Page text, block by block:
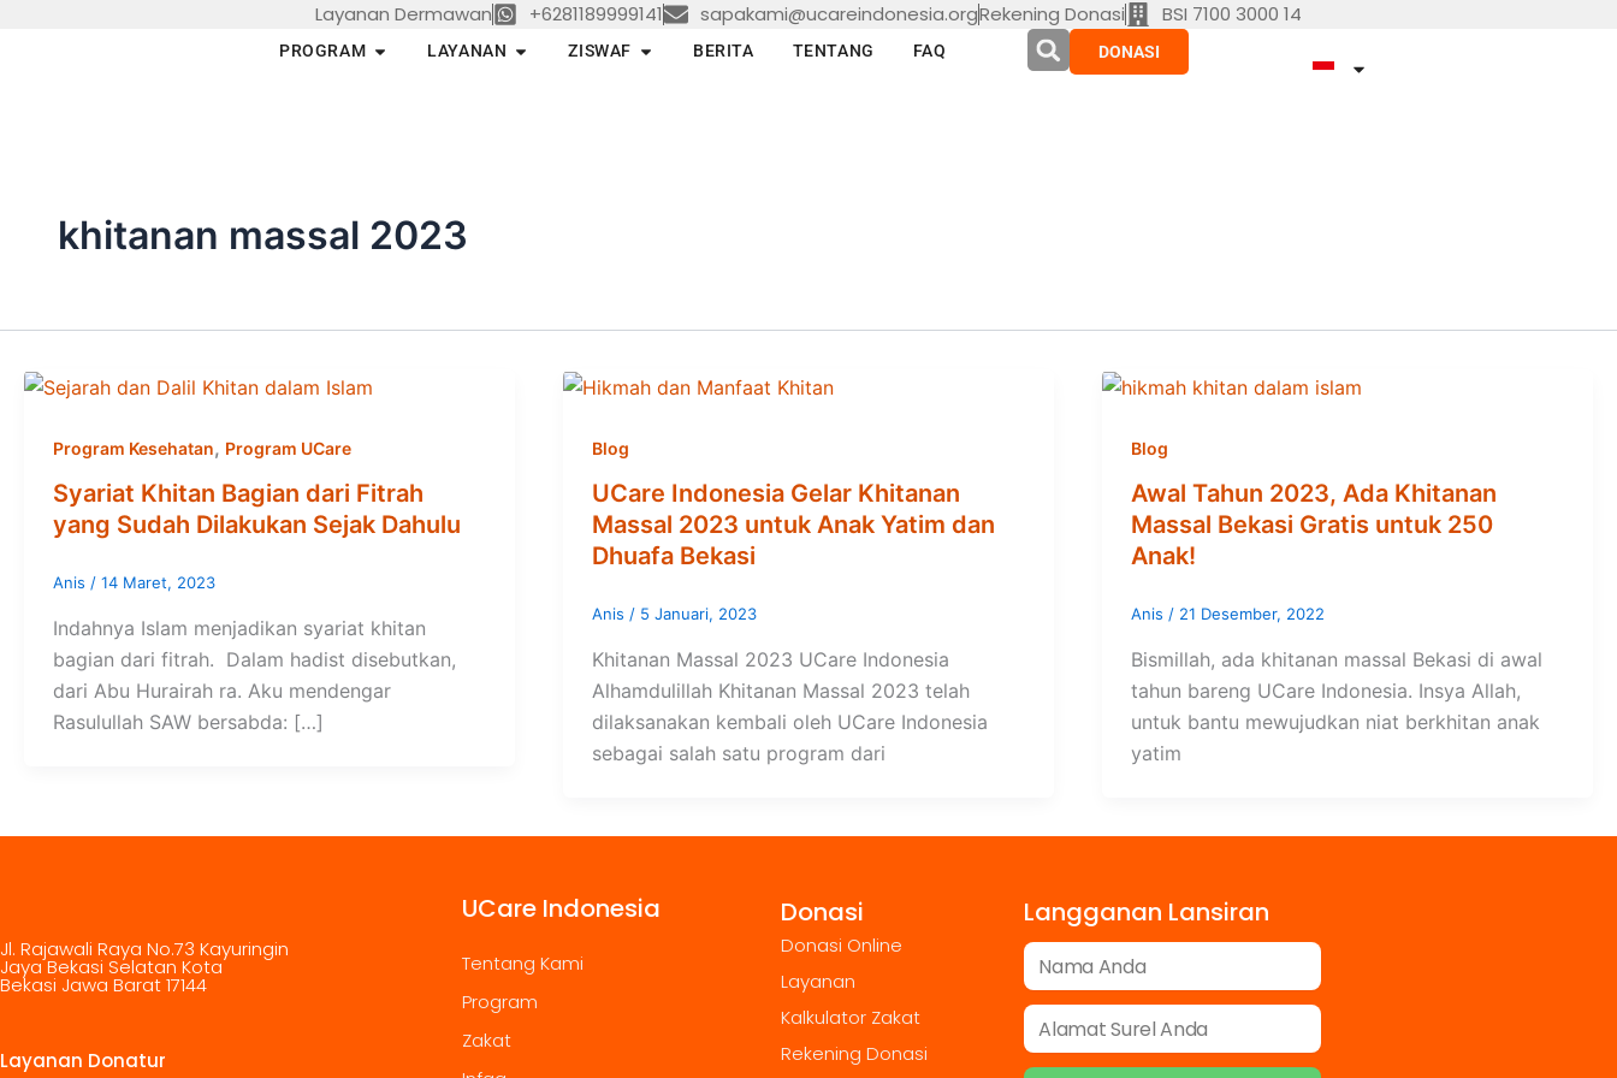
Layanan Dermawan +6281189999141 sapakami@ucareindonesia.orgRekening Donasi BSI 7100 3000 14
PROGRAM Open PROGRAM
LAYANAN Open LAYANAN
ZISWAF Open ZISWAF
BERITA TENTANG FAQ DONASI
khitanan massal 2023
Program Kesehatan, Program UCare
Syariat Khitan Bagian dari Fitrah
yang Sudah Dilakukan Sejak Dahulu
Anis / 14 Maret, 2023
Indahnya Islam menjadikan syariat khitan
bagian dari fitrah. Dalam hadist disebutkan,
dari Abu Hurairah ra. Aku mendengar
Rasulullah SAW bersabda: […]
Blog
UCare Indonesia Gelar Khitanan
Massal 2023 untuk Anak Yatim dan
Dhuafa Bekasi
Anis / 5 Januari, 2023
Khitanan Massal 2023 UCare Indonesia
Alhamdulillah Khitanan Massal 2023 telah
dilaksanakan kembali oleh UCare Indonesia
sebagai salah satu program dari
Blog
Awal Tahun 2023, Ada Khitanan
Massal Bekasi Gratis untuk 250
Anak!
Anis / 21 Desember, 2022
Bismillah, ada khitanan massal Bekasi di awal
tahun bareng UCare Indonesia. Insya Allah,
untuk bantu mewujudkan niat berkhitan anak
yatim
Jl. Rajawali Raya No.73 Kayuringin
Jaya Bekasi Selatan Kota
Bekasi Jawa Barat 17144
Layanan Donatur
UCare Indonesia
Tentang Kami
Program
Zakat
Donasi
Donasi Online
Layanan
Kalkulator Zakat
Rekening Donasi
Langganan Lansiran